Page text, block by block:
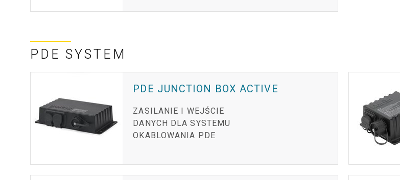
PDE SYSTEM
PDE JUNCTION BOX ACTIVE
ZASILANIE I WEJŚCIE
DANYCH DLA SYSTEMU
OKABLOWANIA PDE